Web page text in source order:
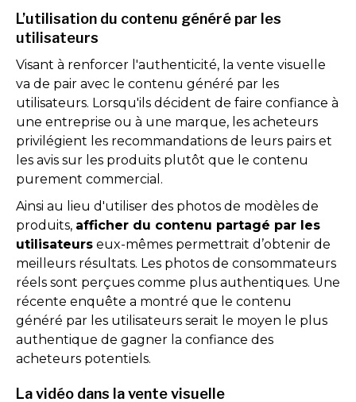
L’utilisation du contenu généré par les
utilisateurs
Visant à renforcer l'authenticité, la vente visuelle
va de pair avec le contenu généré par les
utilisateurs. Lorsqu'ils décident de faire confiance à
une entreprise ou à une marque, les acheteurs
privilégient les recommandations de leurs pairs et
les avis sur les produits plutôt que le contenu
purement commercial.
Ainsi au lieu d'utiliser des photos de modèles de
produits, afficher du contenu partagé par les
utilisateurs eux-mêmes permettrait d’obtenir de
meilleurs résultats. Les photos de consommateurs
réels sont perçues comme plus authentiques. Une
récente enquête a montré que le contenu
généré par les utilisateurs serait le moyen le plus
authentique de gagner la confiance des
acheteurs potentiels.
La vidéo dans la vente visuelle